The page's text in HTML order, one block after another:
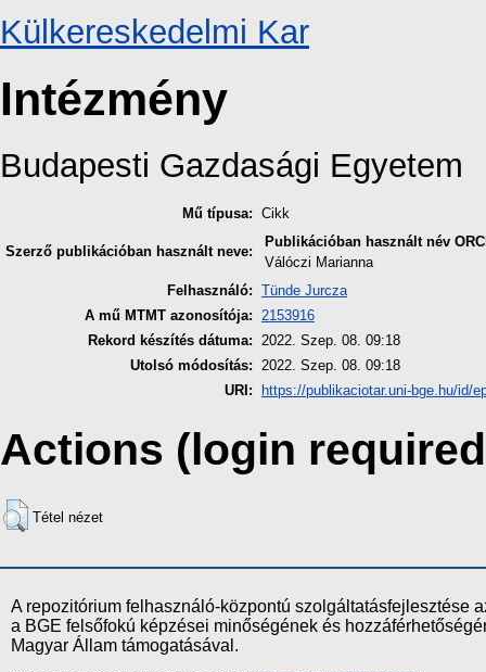
Külkereskedelmi Kar
Intézmény
Budapesti Gazdasági Egyetem
Mű típusa: Cikk
Szerző publikációban használt neve:
Publikációban használt név
Válóczi Marianna
Felhasználó: Tünde Jurcza
A mű MTMT azonosítója: 2153916
Rekord készítés dátuma: 2022. Szep. 08. 09:18
Utolsó módosítás: 2022. Szep. 08. 09:18
URI:
https://publikaciotar.uni-bge.hu/id/
Actions (login
Tétel nézet
A repozitórium felhasználó-központú szolgáltatásfejlesztése
a BGE felsőfokú képzései minőségének és
Magyar Állam támogatásával.